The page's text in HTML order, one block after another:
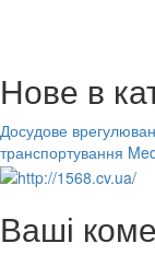
Нове в
Досудове
транспортування
Ваші